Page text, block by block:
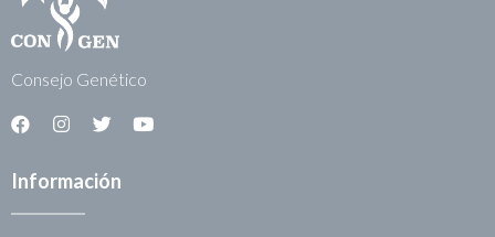
Consejo Genético
Información